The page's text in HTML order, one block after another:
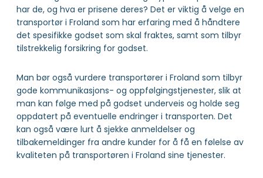
har de, og hva er prisene deres? Det er viktig å velge en
transportør i Froland som har erfaring med å håndtere
det spesifikke godset som skal fraktes, samt som tilbyr
tilstrekkelig forsikring for godset.
Man bør også vurdere transportører i Froland som tilbyr
gode kommunikasjons- og oppfølgingstjenester, slik at
man kan følge med på godset underveis og holde seg
oppdatert på eventuelle endringer i transporten. Det
kan også være lurt å sjekke anmeldelser og
tilbakemeldinger fra andre kunder for å få en følelse av
kvaliteten på transportøren i Froland sine tjenester.